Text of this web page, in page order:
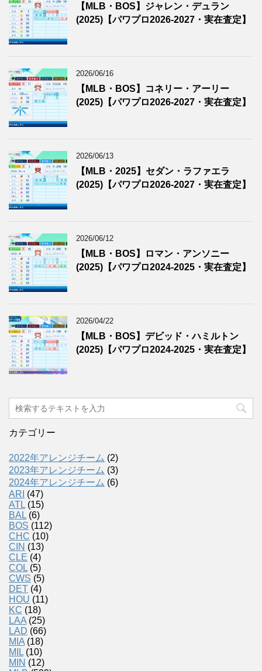
【MLB・BOS】ジャレン・デュラン
(2025)【パワプロ2026-2027・実在査定】
2026/06/16
【MLB・BOS】コネリー・アーリー
(2025)【パワプロ2026-2027・実在査定】
2026/06/13
【MLB・2025】セダン・ラファエラ
(2025)【パワプロ2026-2027・実在査定】
2026/06/12
【MLB・BOS】ロマン・アンソニー
(2025)【パワプロ2024-2025・実在査定】
2026/04/22
【MLB・BOS】デビッド・ハミルトン
(2025)【パワプロ2024-2025・実在査定】
カテゴリー
2022年アレンジチーム (2)
2023年アレンジチーム (3)
2024年アレンジチーム (6)
ARI (47)
ATL (15)
BAL (6)
BOS (112)
CHC (10)
CIN (13)
CLE (4)
COL (5)
CWS (5)
DET (4)
HOU (11)
KC (18)
LAA (25)
LAD (66)
MIA (18)
MIL (10)
MIN (12)